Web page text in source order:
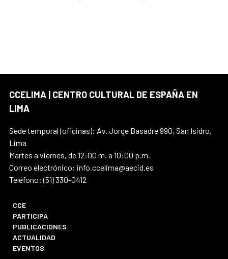
CCELIMA | CENTRO CULTURAL DE ESPAÑA EN
LIMA
Sede temporal (oficinas): Av. Jorge Basadre 990, San Isidro,
Lima
Martes a viernes, de 12:00 m. a 10:00 p.m.
Correo electrónico: info.ccelima@aecid.es
Teléfono: (51) 330-0412
CCE
PARTICIPA
PUBLICACIONES
ACTUALIDAD
EVENTOS